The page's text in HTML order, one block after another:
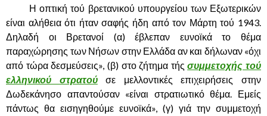
Η οπτική τού βρετανικού υπουργείου των Εξωτερικών
είναι αλήθεια ότι ήταν σαφής ήδη από τον Μάρτη τού 1943.
Δηλαδή οι Βρετανοί (α) έβλεπαν ευνοϊκά το θέμα
παραχώρησης των Νήσων στην Ελλάδα αν και δήλωναν «όχι
από τώρα δεσμεύσεις», (β) στο ζήτημα τήςσυμμετοχής τού
ελληνικού στρατούσε μελλοντικές επιχειρήσεις στην
Δωδεκάνησο απαντούσαν «είναι στρατιωτικό θέμα. Εμείς
πάντως θα εισηγηθούμε ευνοϊκά», (γ) γιά την συμμετοχή